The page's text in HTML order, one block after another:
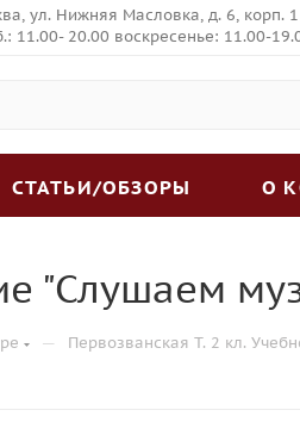
ул. Нижняя Масловка, д. 6, корп. 1
11.00- 20.00 воскресенье: 11.00-
СТАТЬИ/ОБЗОРЫ О
"Слушаем
— Первозванская Т. 2 кл.